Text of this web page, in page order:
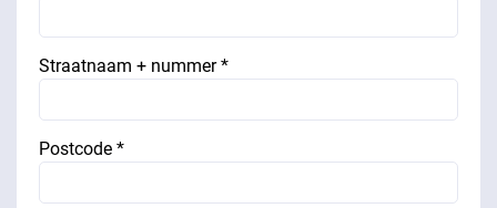
Straatnaam + nummer *
Postcode *